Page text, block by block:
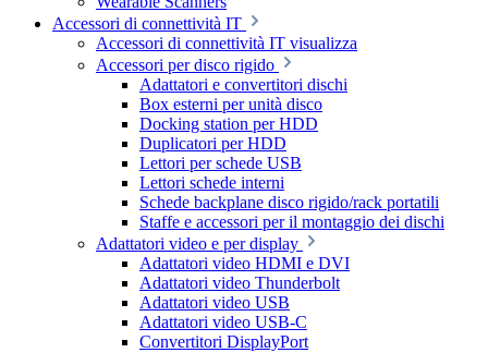
Accessori di connettività IT
Accessori di connettività IT visualizza
Accessori per disco rigido
Adattatori e convertitori dischi
Box esterni per unità disco
Docking station per HDD
Duplicatori per HDD
Lettori per schede USB
Lettori schede interni
Schede backplane disco rigido/rack portatili
Staffe e accessori per il montaggio dei dischi
Adattatori video e per display
Adattatori video HDMI e DVI
Adattatori video Thunderbolt
Adattatori video USB
Adattatori video USB-C
Convertitori DisplayPort